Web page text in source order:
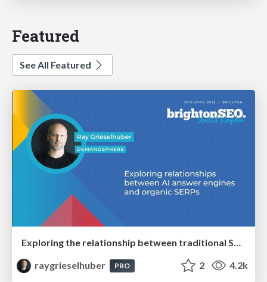
Featured
See All Featured
Exploring the relationship between traditional SERPs and Gen AI search
raygrieselhuber
PRO 2 4.2k